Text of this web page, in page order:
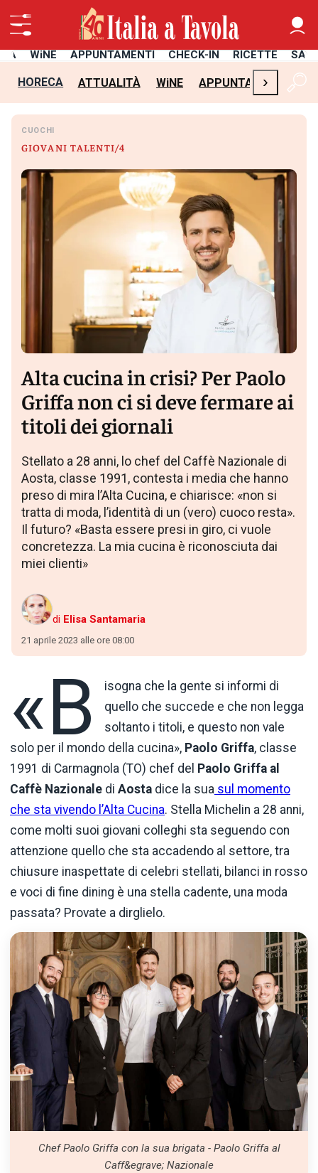
WiNE APPUNTAMENTI CHECK-IN RICETTE
HORECA ATTUALITÀ WiNE APPUNTAMENTI
›
CUOCHI
GIOVANI TALENTI/4
Alta cucina in crisi? Per Paolo
Griffa non ci si deve fermare ai
titoli dei giornali
Stellato a 28 anni, lo chef del Caffè Nazionale di
Aosta, classe 1991, contesta i media che hanno
preso di mira l’Alta Cucina, e chiarisce: «non si
tratta di moda, l’identità di un (vero) cuoco resta».
Il futuro? «Basta essere presi in giro, ci vuole
concretezza. La mia cucina è riconosciuta dai
miei clienti»
di Elisa Santamaria
21 aprile 2023 alle ore 08:00
«B
isogna che la gente si informi di
quello che succede e che non legga
soltanto i titoli, e questo non vale
solo per il mondo della cucina», Paolo Griffa, classe
1991 di Carmagnola (TO) chef del Paolo Griffa al
Caffè Nazionale di Aosta dice la sua sul momento
che sta vivendo l’Alta Cucina. Stella Michelin a 28 anni,
come molti suoi giovani colleghi sta seguendo con
attenzione quello che sta accadendo al settore, tra
chiusure inaspettate di celebri stellati, bilanci in rosso
e voci di fine dining è una stella cadente, una moda
passata? Provate a dirglielo.
Chef Paolo Griffa con la sua brigata - Paolo Griffa al
Caff&egrave; Nazionale